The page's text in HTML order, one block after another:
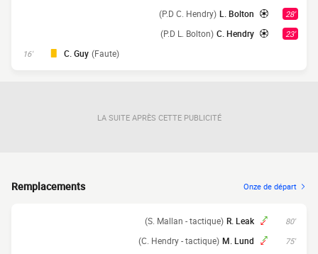
28'
L. Bolton
(P.D C. Hendry)
23'
C. Hendry
(P.D L. Bolton)
16' C. Guy (Faute)
LA SUITE APRÈS CETTE PUBLICITÉ
Remplacements Onze de départ
80'
R. Leak
(S. Mallan - tactique)
75'
M. Lund
(C. Hendry - tactique)